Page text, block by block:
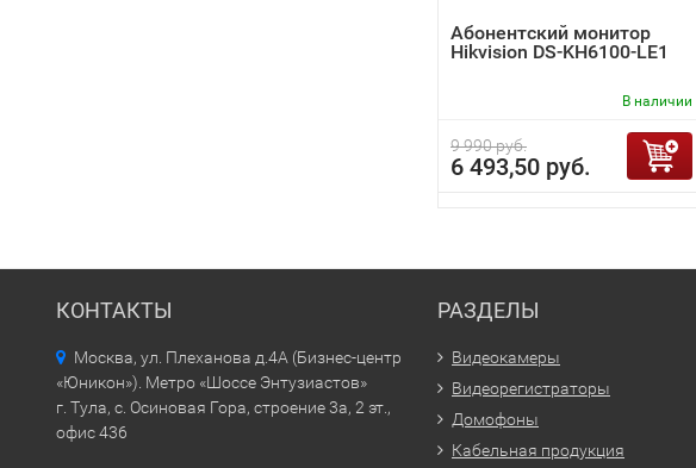
Абонентский монитор
Hikvision DS-KH6100-LE1
В наличии
9 990 руб.
6 493,50 руб.
КОНТАКТЫ
Москва, ул. Плеханова д.4А (Бизнес-центр
«Юникон»). Метро «Шоссе Энтузиастов»
г. Тула, с. Осиновая Гора, строение 3а, 2 эт.,
офис 436
РАЗДЕЛЫ
Видеокамеры
Видеорегистраторы
Домофоны
Кабельная продукция